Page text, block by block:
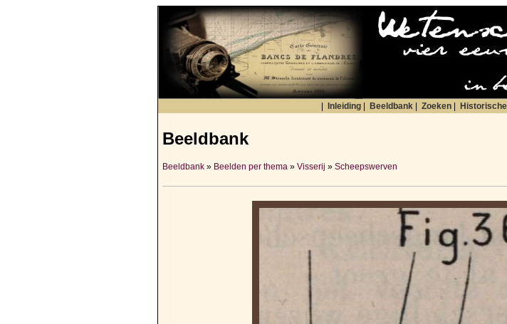
Inleiding Beeldbank Zoeken
Beeldbank
Beeldbank » Beelden per thema » Visserij » Scheepswerven